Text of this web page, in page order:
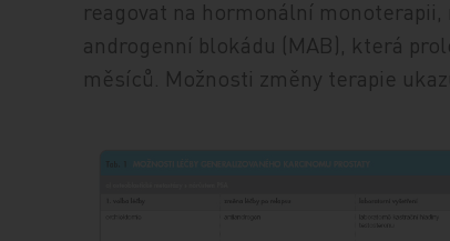
reagovat na hormonální
androgenní blokádu (MAB), která
měsíců. Možnosti změny terapie